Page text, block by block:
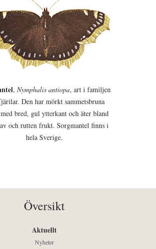
, Nymphalis antiopa, art i familjen
Den har mörkt sammetsbruna
bred, gul ytterkant och äter bland
och rutten frukt. Sorgmantel finns i
hela Sverige.
Översikt
Aktuellt
Nyheter